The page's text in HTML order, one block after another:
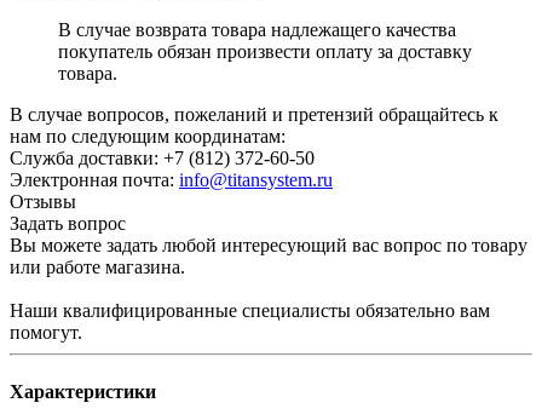
В случае возврата товара надлежащего качества
покупатель обязан произвести оплату за доставку
товара.
В случае вопросов, пожеланий и претензий обращайтесь к
нам по следующим координатам:
Служба доставки: +7 (812) 372-60-50
Электронная почта: info@titansystem.ru
Отзывы
Задать вопрос
Вы можете задать любой интересующий вас вопрос по товару
или работе магазина.
Наши квалифицированные специалисты обязательно вам
помогут.
Характеристики